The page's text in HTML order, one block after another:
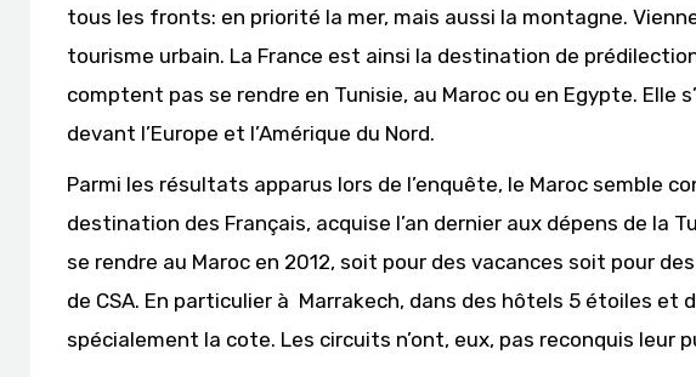
tous les fronts: en priorité la mer, mais aussi la montagne.
tourisme urbain. La France est ainsi la destination de
comptent pas se rendre en Tunisie, au Maroc ou en Egypte. Elle
devant l’Europe et l’Amérique du Nord.
Parmi les résultats apparus lors de l’enquête, le Maroc semble
destination des Français, acquise l’an dernier aux dépens de la
se rendre au Maroc en 2012, soit pour des vacances soit pour
de CSA. En particulier à Marrakech, dans des hôtels 5 étoiles et
spécialement la cote. Les circuits n’ont, eux, pas reconquis leur